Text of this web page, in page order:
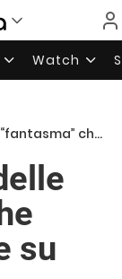
Watch
da sole su iPhone
su